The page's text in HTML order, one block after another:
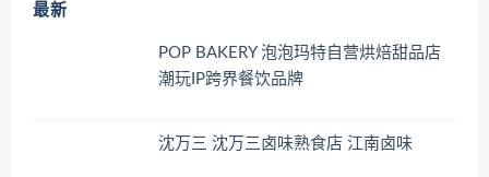
最新
POP BAKERY 泡泡玛特自营烘焙甜品店
潮玩IP跨界餐饮品牌
沈万三 沈万三卤味熟食店 江南卤味